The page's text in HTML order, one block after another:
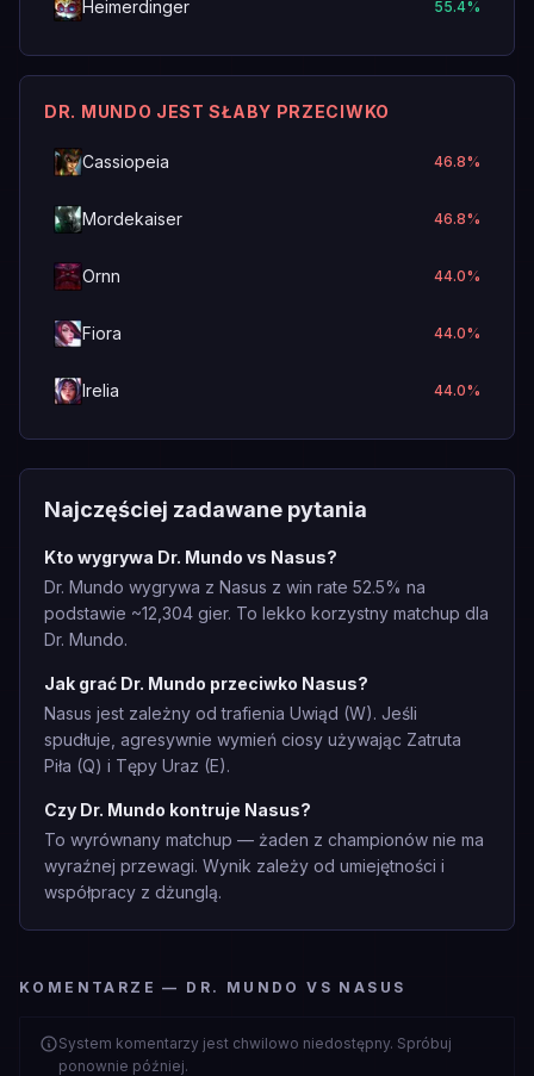
Heimerdinger 55.4%
DR. MUNDO JEST SŁABY PRZECIWKO
Cassiopeia 46.8%
Mordekaiser 46.8%
Ornn 44.0%
Fiora 44.0%
Irelia 44.0%
Najczęściej zadawane pytania
Kto wygrywa Dr. Mundo vs Nasus?
Dr. Mundo wygrywa z Nasus z win rate 52.5% na
podstawie ~12,304 gier. To lekko korzystny matchup dla
Dr. Mundo.
Jak grać Dr. Mundo przeciwko Nasus?
Nasus jest zależny od trafienia Uwiąd (W). Jeśli
spudłuje, agresywnie wymień ciosy używając Zatruta
Piła (Q) i Tępy Uraz (E).
Czy Dr. Mundo kontruje Nasus?
To wyrównany matchup — żaden z championów nie ma
wyraźnej przewagi. Wynik zależy od umiejętności i
współpracy z dżunglą.
KOMENTARZE — DR. MUNDO VS NASUS
System komentarzy jest chwilowo niedostępny. Spróbuj
ponownie później.